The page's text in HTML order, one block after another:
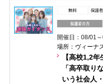
開催日：08/01
場所：ヴィーナ
【高校1,2
「高卒取り
いう社会人